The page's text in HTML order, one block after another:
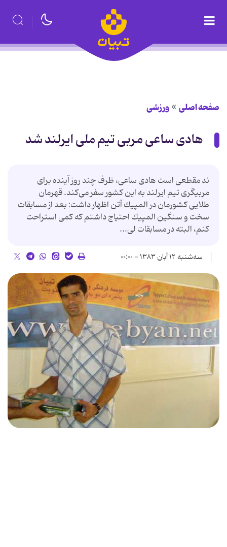
صفحه اصلی ورزشی
هادی ساعی مربی تیم ملی ایرلند شد
ند مقطعی است هادی ساعی، ظرف چند روز آینده برای
مربیگری تیم ایرلند به این كشور سفر می‌كند. قهرمان
طلایی كشورمان در المپیك آتن اظهار داشت: بعد از مسابقات
سخت و سنگین المپیك احتیاج داشتم كه كمی استراحت
كنم،‌ البته در مسابقات لی...
سه‌شنبه ۱۲ آبان ۱۳۸۳ - ۰۰:۰۰